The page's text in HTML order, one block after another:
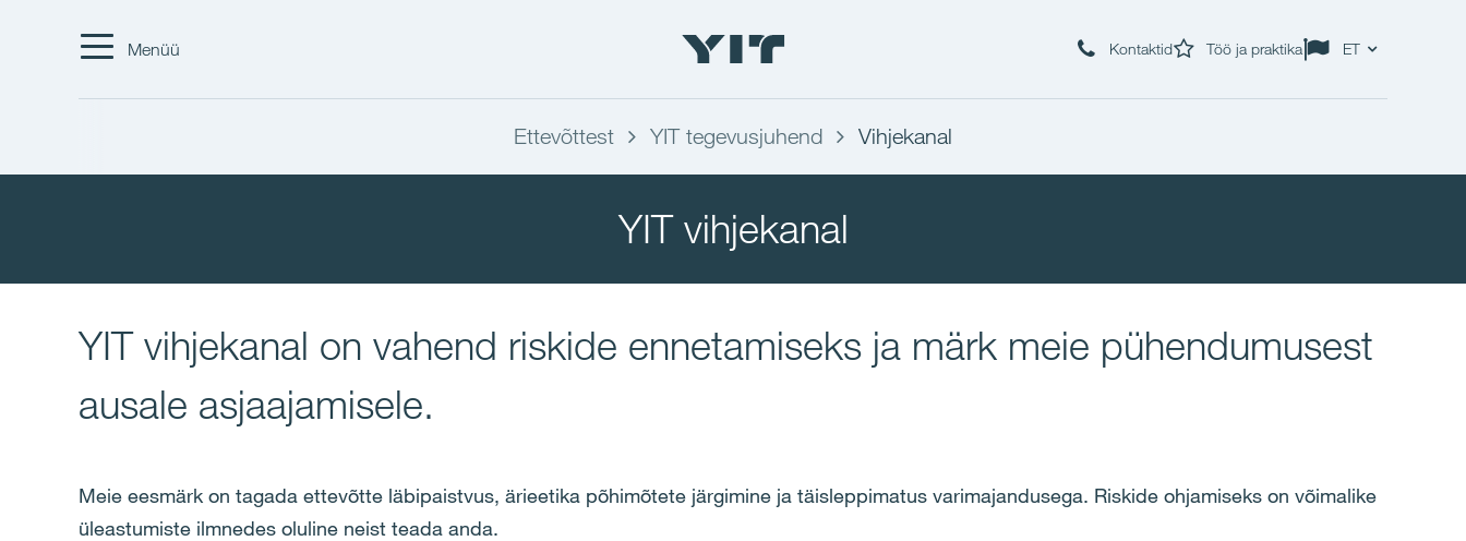
Menüü Kontaktid Töö ja praktika ET
Ettevõttest YIT tegevusjuhend Vihjekanal
YIT vihjekanal
YIT vihjekanal on vahend riskide ennetamiseks ja märk meie pühendumusest
ausale asjaajamisele.
Meie eesmärk on tagada ettevõtte läbipaistvus, ärieetika põhimõtete järgimine ja täisleppimatus varimajandusega. Riskide ohjamiseks on võimalike
üleastumiste ilmnedes oluline neist teada anda.